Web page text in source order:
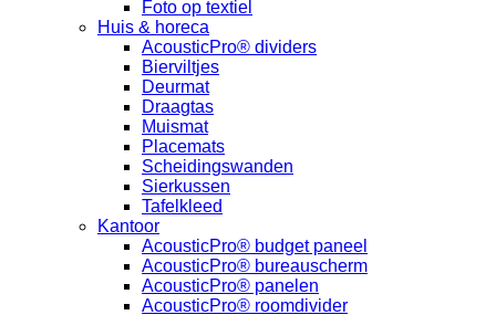
Foto op textiel
Huis & horeca
AcousticPro® dividers
Bierviltjes
Deurmat
Draagtas
Muismat
Placemats
Scheidingswanden
Sierkussen
Tafelkleed
Kantoor
AcousticPro® budget paneel
AcousticPro® bureauscherm
AcousticPro® panelen
AcousticPro® roomdivider